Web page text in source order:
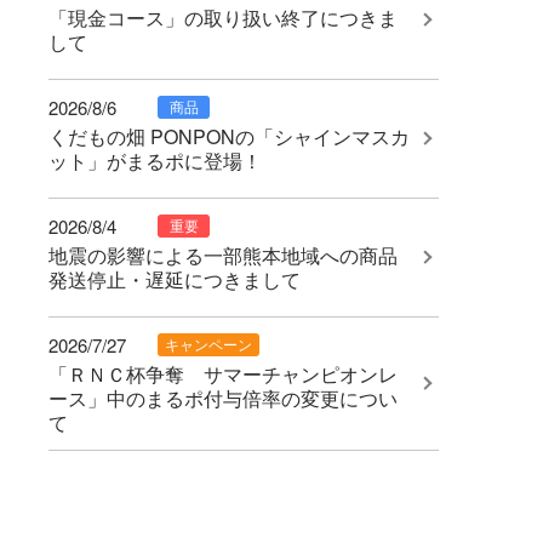
「現金コース」の取り扱い終了につきま
して
2026/8/6 商品
くだもの畑 PONPONの「シャインマスカ
ット」がまるポに登場！
2026/8/4 重要
地震の影響による一部熊本地域への商品
発送停止・遅延につきまして
2026/7/27 キャンペーン
「ＲＮＣ杯争奪 サマーチャンピオンレ
ース」中のまるポ付与倍率の変更につい
て